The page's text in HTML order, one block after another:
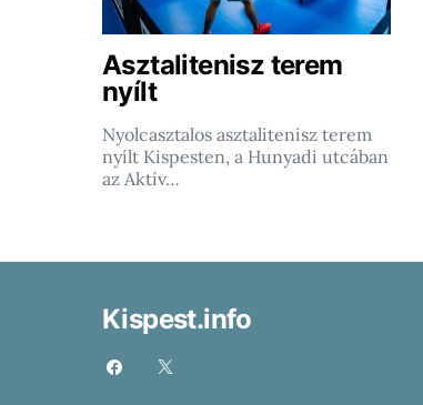
Asztalitenisz terem
nyílt
Nyolcasztalos asztalitenisz terem
nyílt Kispesten, a Hunyadi utcában
az Aktív…
Kispest.info